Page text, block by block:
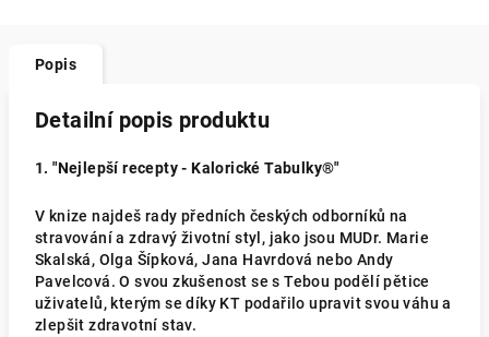
Popis
Detailní popis produktu
1. "Nejlepší recepty - Kalorické Tabulky®"
V knize najdeš rady předních českých odborníků na
stravování a zdravý životní styl, jako jsou MUDr. Marie
Skalská, Olga Šípková, Jana Havrdová nebo Andy
Pavelcová. O svou zkušenost se s Tebou podělí pětice
uživatelů, kterým se díky KT podařilo upravit svou váhu a
zlepšit zdravotní stav.